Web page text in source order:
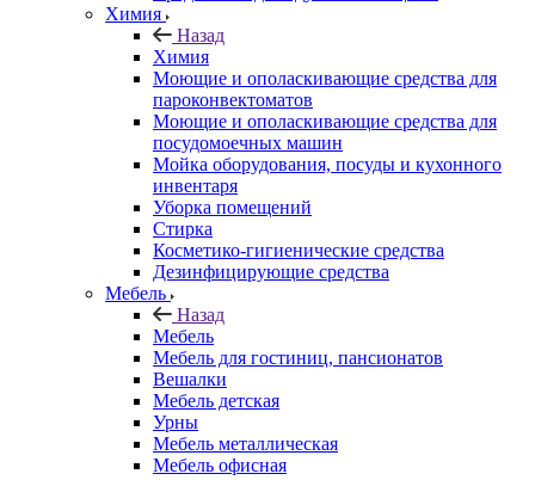
Химия
Назад
Химия
Моющие и ополаскивающие средства для
пароконвектоматов
Моющие и ополаскивающие средства для
посудомоечных машин
Мойка оборудования, посуды и кухонного
инвентаря
Уборка помещений
Стирка
Косметико-гигиенические средства
Дезинфицирующие средства
Мебель
Назад
Мебель
Мебель для гостиниц, пансионатов
Вешалки
Мебель детская
Урны
Мебель металлическая
Мебель офисная